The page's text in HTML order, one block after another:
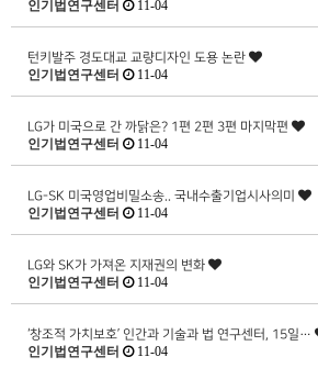
인기법연구센터 11-04
턴키발주 경도대교 교량디자인 도용 논란
인기법연구센터 11-04
LG가 미국으로 간 까닭은? 1편 2편 3편 마지막편
인기법연구센터 11-04
LG-SK 미국영업비밀소송.. 국내수출기업시사의미
인기법연구센터 11-04
LG와 SK가 가져온 지재권의 변화
인기법연구센터 11-04
‘창조적 가치보호’ 인간과 기술과 법 연구센터, 15일…
인기법연구센터 11-04